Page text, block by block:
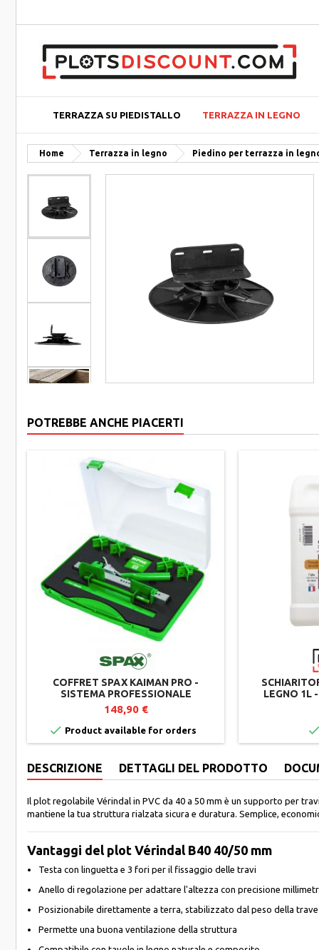
TERRAZZA SU PIEDISTALLO TERRAZZA IN LEGNO
Home Terrazza in legno Piedino per terrazza in
POTREBBE ANCHE PIACERTI
COFFRET SPAX KAIMAN PRO -
SISTEMA PROFESSIONALE
RADDRIZZA-DOGHE E
DISTANZIATORI PER TERRAZZE IN
LEGNO
148,90 €
 Product available for orders
LEGNO 1L
RITORNO

DESCRIZIONE DETTAGLI DEL PRODOTTO
Il plot regolabile Vérindal in PVC da 40 a 50 mm è un supporto per
mantiene la tua struttura rialzata sicura e duratura. Semplice,
Vantaggi del plot Vérindal B40 40/50 mm
Testa con linguetta e 3 fori per il fissaggio delle travi
Anello di regolazione per adattare l'altezza con precisione
Posizionabile direttamente a terra, stabilizzato dal peso della trave
Permette una buona ventilazione della struttura